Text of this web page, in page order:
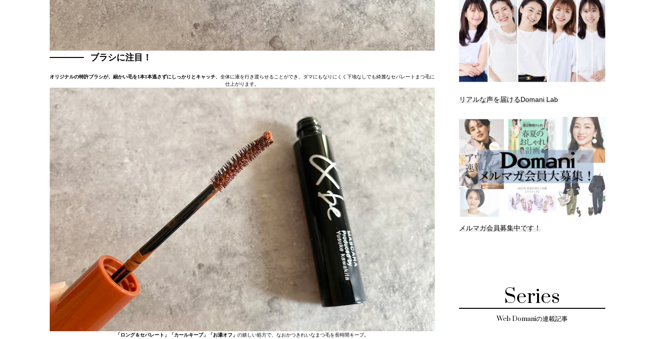
ブラシに注目！
オリジナルの特許ブラシが、細かい毛を1本1本逃さずにしっかりとキャッチ 。全体に液を行き渡らせることができ、ダマにもなりにくく下地なしでも綺麗なセパレートまつ毛に
仕上がります。
「ロング＆セパレート」「カールキープ」「お湯オフ」 の嬉しい処方で、なおかつきれいなまつ毛を長時間キープ。
リアルな声を届けるDomani Lab
メルマガ会員募集中です！
Series
Web Domaniの連載記事